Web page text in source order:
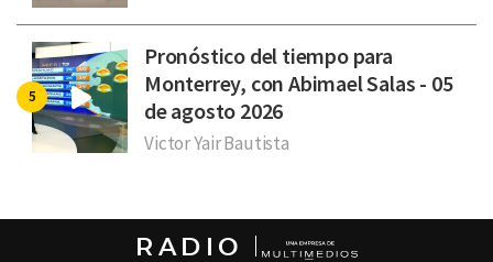
Pronóstico del tiempo para
Monterrey, con Abimael Salas - 05
de agosto 2026
Victor Yair Bautista
RADIO